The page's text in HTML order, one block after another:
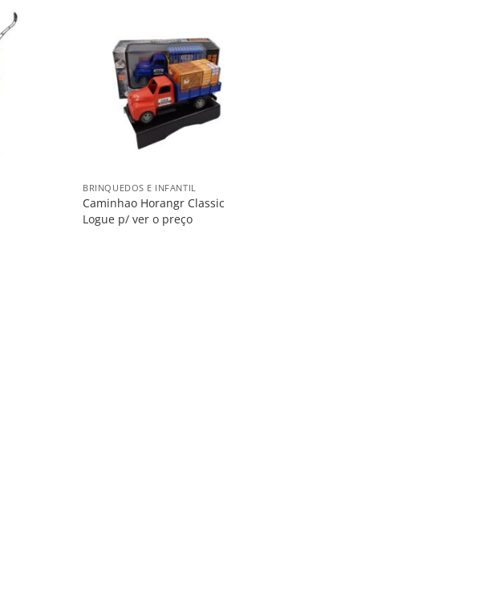
BRINQUEDOS E INFANTIL
Caminhao Horangr Classic
Logue p/ ver o preço